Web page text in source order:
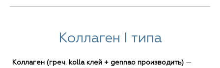
Коллаген I типа
Коллаген (греч. kolla клей + gennao производить) —